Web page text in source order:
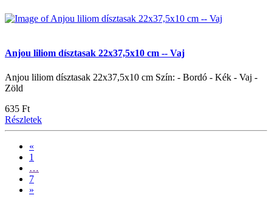
Anjou liliom dísztasak 22x37,5x10 cm -- Vaj
Anjou liliom dísztasak 22x37,5x10 cm Szín: - Bordó - Kék - Vaj -
Zöld
635 Ft
Részletek
«
1
…
7
»